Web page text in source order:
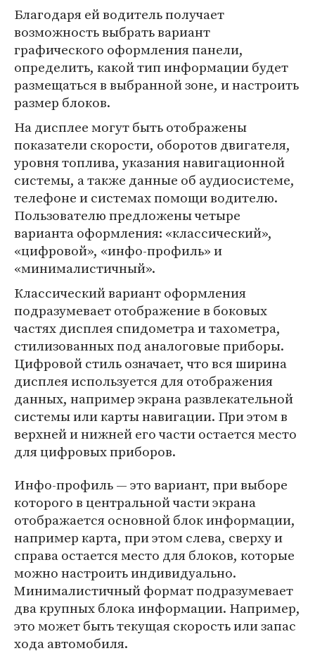
Благодаря ей водитель получает
возможность выбрать вариант
графического оформления панели,
определить, какой тип информации будет
размещаться в выбранной зоне, и настроить
размер блоков.
На дисплее могут быть отображены
показатели скорости, оборотов двигателя,
уровня топлива, указания навигационной
системы, а также данные об аудиосистеме,
телефоне и системах помощи водителю.
Пользователю предложены четыре
варианта оформления: «классический»,
«цифровой», «инфо-профиль» и
«минималистичный».
Классический вариант оформления
подразумевает отображение в боковых
частях дисплея спидометра и тахометра,
стилизованных под аналоговые приборы.
Цифровой стиль означает, что вся ширина
дисплея используется для отображения
данных, например экрана развлекательной
системы или карты навигации. При этом в
верхней и нижней его части остается место
для цифровых приборов.
Инфо-профиль — это вариант, при выборе
которого в центральной части экрана
отображается основной блок информации,
например карта, при этом слева, сверху и
справа остается место для блоков, которые
можно настроить индивидуально.
Минималистичный формат подразумевает
два крупных блока информации. Например,
это может быть текущая скорость или запас
хода автомобиля.